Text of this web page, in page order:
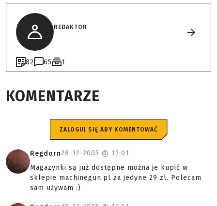
REDAKTOR
82 65 1
KOMENTARZE
ZALOGUJ SIĘ ABY KOMENTOWAĆ
Regdorn28-12-2005 @ 12:01
Magazynki są już dostępne można je kupić w
sklepie machinegun.pl za jedyne 29 zl. Polecam
sam używam :)